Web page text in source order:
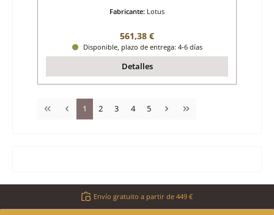
Fabricante: Lotus
Precio normal:
561,38 €
Disponible, plazo de entrega: 4-6 días
Detalles
Página
1 Página
2 Página
3 Página
4 Página
5
Envío gratuito a partir de 449 €